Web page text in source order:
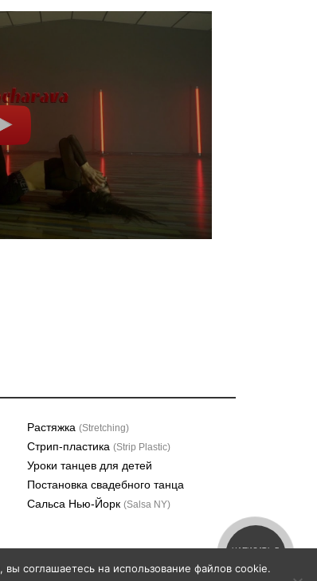
Растяжка (Stretching)
Стрип-пластика (Strip Plastic)
Уроки танцев для детей
Постановка свадебного танца
Сальса Нью-Йорк (Salsa NY)
gulliver@25point5.ru
НАПИСАТЬ В
соглашаетесь на использование файлов cookie.